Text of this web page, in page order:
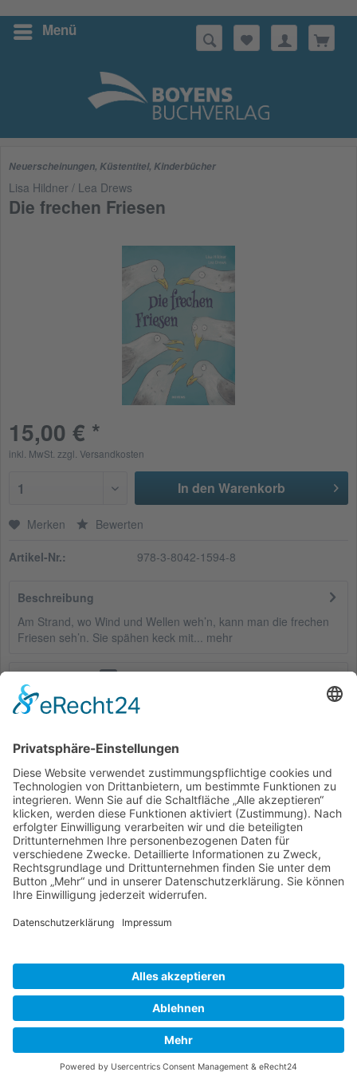
Menü
Suchen
Neuerscheinungen, Küstentitel, Kinderbücher
Lisa Hildner / Lea Drews
Die frechen Friesen
15,00 € *
inkl. MwSt. zzgl. Versandkosten
1 In den Warenkorb
Merken Bewerten
Artikel-Nr.: 978-3-8042-1594-8
Beschreibung
Am Strand, wo Wind und Wellen weh’n, kann man die frechen
Friesen seh’n. Sie spähen keck mit... mehr
Bewertungen lesen, schreiben und diskutieren...
Service Hotline
Shop Service
Informationen
* Alle Preise inkl. gesetzl. Mehrwertsteuer zzgl.Versandkostenund ggf.
Nachnahmegebühren, wenn nicht anders beschrieben
Bestellung Downloads
Widerrufsbelehrung Datenschutz
Impressum
Realisiert mit Shopware